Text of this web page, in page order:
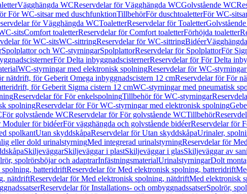
Vägghängda WCReservdelar för Vägghängda WCGolvstående WC
För WC-sitsar med duschfunktionTillbehörFör duschtoaletterFör WC-
för Vägghängda WCToaletterReservdelar för Toaletter
sitsComfort toaletterReservdelar för Comfort toaletterFörhöjda toaletter
för WC-sitsWC-sittringReservdelar för WC-sittringBidéer
Spolplattor och WC-styrningarSpolplattorReservdelar för SpolplattorFör
För Delta inbyggnadscisternerReservdelar för För Delta
WC-styrningar med elektronisk spolningReservdelar för WC-
nätdrift, för Geberit Omega inbyggnadscistern 12 cmReservdelar för För
för Geberit Sigma cistern 12 cmWC-styrningar med pneumatisk
Reservdelar för För enkelspolningTillbehör för WC-styrningar
spolningReservdelar för För WC-styrningar med elektronisk spolning
För golvstående WCReservdelar för För golvstående WCTillbehör
Moduler för bidéerFör vägghängda och golvstående bidéerReservdelar för
spolkantUtan skyddskåpaReservdelar för Utan skyddskåpaUrinaler,
eller dold urinalstyrningMed integrerad urinalstyrningReservdelar för
SkiljeväggarSkiljeväggar i plastSkiljeväggar i glasSkiljeväggar av
spolrörsböjar och adaptrarInfästningsmaterialUrinalstyrningarDolt
batteridriftReservdelar för Med elektronisk spolning, batteridrift
nätdriftReservdelar för Med elektronisk spolning, nätdriftMed elektronisk
Reservdelar för Installations- och ombyggnadssatserSpolrör,